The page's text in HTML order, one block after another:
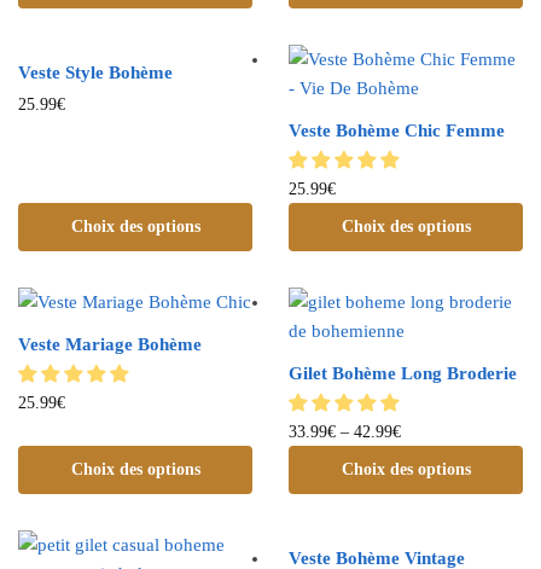
Veste Style Bohème
25.99€
Choix des options
Veste Bohème Chic Femme
25.99€
Choix des options
Veste Mariage Bohème
25.99€
Choix des options
Gilet Bohème Long Broderie
33.99€ – 42.99€
Choix des options
Veste Bohème Vintage